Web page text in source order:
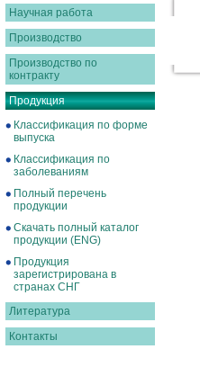
Научная работа
Производство
Производство по
контракту
Продукция
Классификация по форме
выпуска
Классификация по
заболеваниям
Полный перечень
продукции
Скачать полный каталог
продукции (ENG)
Продукция
зарегистрирована в
странах СНГ
Литература
Контакты